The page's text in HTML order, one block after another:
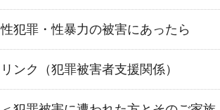
性犯罪・性暴力の被害にあったら
リンク（犯罪被害者支援関係）